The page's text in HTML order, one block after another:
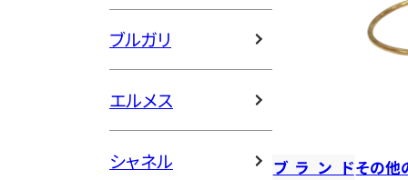
ブルガリ
エルメス
シャネル ブランドその他